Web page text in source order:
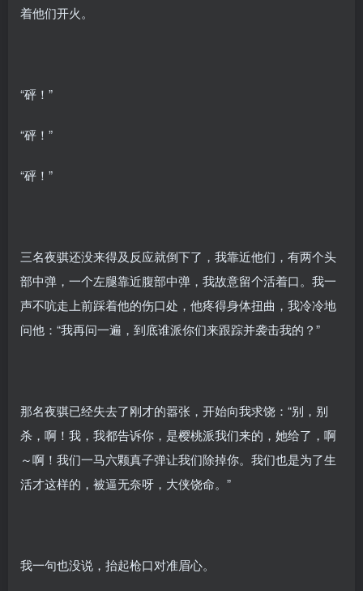
着他们开火。
“砰！”
“砰！”
“砰！”
三名夜骐还没来得及反应就倒下了，我靠近他们，有两个头
部中弹，一个左腿靠近腹部中弹，我故意留个活着口。我一
声不吭走上前踩着他的伤口处，他疼得身体扭曲，我冷冷地
问他：“我再问一遍，到底谁派你们来跟踪并袭击我的？”
那名夜骐已经失去了刚才的嚣张，开始向我求饶：“别，别
杀，啊！我，我都告诉你，是樱桃派我们来的，她给了，啊
～啊！我们一马六颗真子弹让我们除掉你。我们也是为了生
活才这样的，被逼无奈呀，大侠饶命。”
我一句也没说，抬起枪口对准眉心。